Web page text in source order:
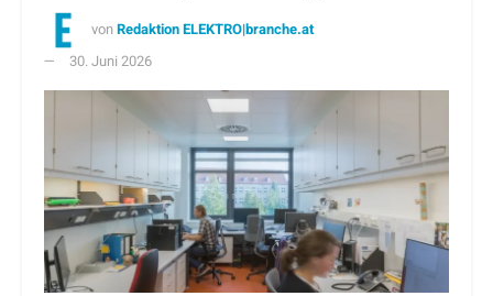
vonRedaktion ELEKTRO|branche.at
30. Juni 2026